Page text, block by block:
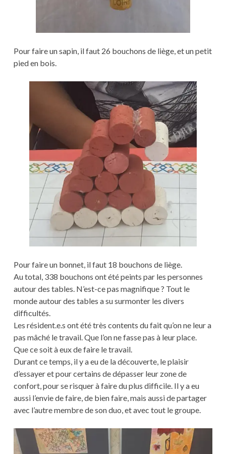
Pour faire un sapin, il faut 26 bouchons de liège, et un petit
pied en bois.
Pour faire un bonnet, il faut 18 bouchons de liège.
Au total, 338 bouchons ont été peints par les personnes
autour des tables. N’est-ce pas magnifique ? Tout le
monde autour des tables a su surmonter les divers
difficultés.
Les résident.e.s ont été très contents du fait qu’on ne leur a
pas mâché le travail. Que l’on ne fasse pas à leur place.
Que ce soit à eux de faire le travail.
Durant ce temps, il y a eu de la découverte, le plaisir
d’essayer et pour certains de dépasser leur zone de
confort, pour se risquer à faire du plus difficile. Il y a eu
aussi l’envie de faire, de bien faire, mais aussi de partager
avec l’autre membre de son duo, et avec tout le groupe.